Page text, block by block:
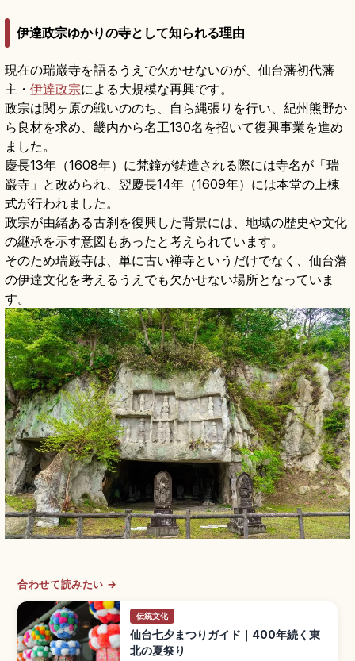
伊達政宗ゆかりの寺として知られる理由
現在の瑞巌寺を語るうえで欠かせないのが、仙台藩初代藩
主・ 伊達政宗による大規模な再興です。
政宗は関ヶ原の戦いののち、自ら縄張りを行い、紀州熊野か
ら良材を求め、畿内から名工130名を招いて復興事業を進め
ました。
慶長13年（1608年）に梵鐘が鋳造される際には寺名が「瑞
巌寺」と改められ、翌慶長14年（1609年）には本堂の上棟
式が行われました。
政宗が由緒ある古刹を復興した背景には、地域の歴史や文化
の継承を示す意図もあったと考えられています。
そのため瑞巌寺は、単に古い禅寺というだけでなく、仙台藩
の伊達文化を考えるうえでも欠かせない場所となっていま
す。
合わせて読みたい →
伝統文化
仙台七夕まつりガイド｜400年続く東
北の夏祭り